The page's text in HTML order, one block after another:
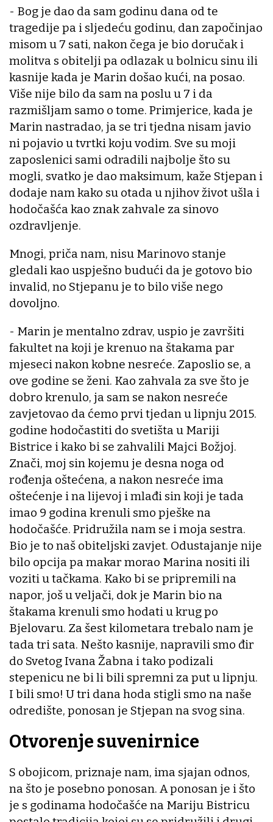
- Bog je dao da sam godinu dana od te
tragedije pa i sljedeću godinu, dan započinjao
misom u 7 sati, nakon čega je bio doručak i
molitva s obitelji pa odlazak u bolnicu sinu ili
kasnije kada je Marin došao kući, na posao.
Više nije bilo da sam na poslu u 7 i da
razmišljam samo o tome. Primjerice, kada je
Marin nastradao, ja se tri tjedna nisam javio
ni pojavio u tvrtki koju vodim. Sve su moji
zaposlenici sami odradili najbolje što su
mogli, svatko je dao maksimum, kaže Stjepan i
dodaje nam kako su otada u njihov život ušla i
hodočašća kao znak zahvale za sinovo
ozdravljenje.
Mnogi, priča nam, nisu Marinovo stanje
gledali kao uspješno budući da je gotovo bio
invalid, no Stjepanu je to bilo više nego
dovoljno.
- Marin je mentalno zdrav, uspio je završiti
fakultet na koji je krenuo na štakama par
mjeseci nakon kobne nesreće. Zaposlio se, a
ove godine se ženi. Kao zahvala za sve što je
dobro krenulo, ja sam se nakon nesreće
zavjetovao da ćemo prvi tjedan u lipnju 2015.
godine hodočastiti do svetišta u Mariji
Bistrice i kako bi se zahvalili Majci Božjoj.
Znači, moj sin kojemu je desna noga od
rođenja oštećena, a nakon nesreće ima
oštećenje i na lijevoj i mlađi sin koji je tada
imao 9 godina krenuli smo pješke na
hodočašće. Pridružila nam se i moja sestra.
Bio je to naš obiteljski zavjet. Odustajanje nije
bilo opcija pa makar morao Marina nositi ili
voziti u tačkama. Kako bi se pripremili na
napor, još u veljači, dok je Marin bio na
štakama krenuli smo hodati u krug po
Bjelovaru. Za šest kilometara trebalo nam je
tada tri sata. Nešto kasnije, napravili smo đir
do Svetog Ivana Žabna i tako podizali
stepenicu ne bi li bili spremni za put u lipnju.
I bili smo! U tri dana hoda stigli smo na naše
odredište, ponosan je Stjepan na svog sina.
Otvorenje suvenirnice
S obojicom, priznaje nam, ima sjajan odnos,
na što je posebno ponosan. A ponosan je i što
je s godinama hodočašće na Mariju Bistricu